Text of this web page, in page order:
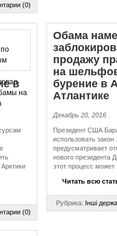
(0)
в
(0)
Обама
продажу
на
бурение в
Атлантике
Декабрь 20, 2016
Президент США
использовать
предусматривает
нового президента
этот процесс может
Читать всю
Рубрика: Інші